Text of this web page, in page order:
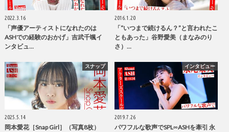
2022.3.16
「声優アーティストになれたのは
ASHでの経験のおかげ」吉武千颯イ
ンタビュ…
2016.1.20
「“いつまで続けるん？”と言われたこ
ともあった」谷野愛美（まなみのり
さ）…
スナップ
2025.5.14
岡本愛花［Snap Girl］（写真8枚）
インタビュー
2019.7.26
パワフルな歌声でSPL∞ASHを牽引 永